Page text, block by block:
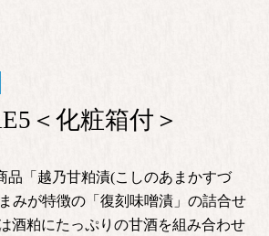
＜化粧箱付＞
品「越乃甘粕漬(こしのあまかすづ
みが特徴の「復刻味噌漬」の詰合せ
酒粕にたっぷりの甘酒を組み合わせ